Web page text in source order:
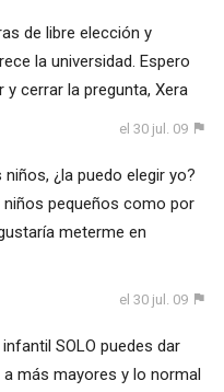
de libre elección y
la universidad. Espero
cerrar la pregunta, Xera
el 30 jul. 09
¿la puedo elegir yo?
pequeños como por
meterme en
el 30 jul. 09
SOLO puedes dar
más mayores y lo normal